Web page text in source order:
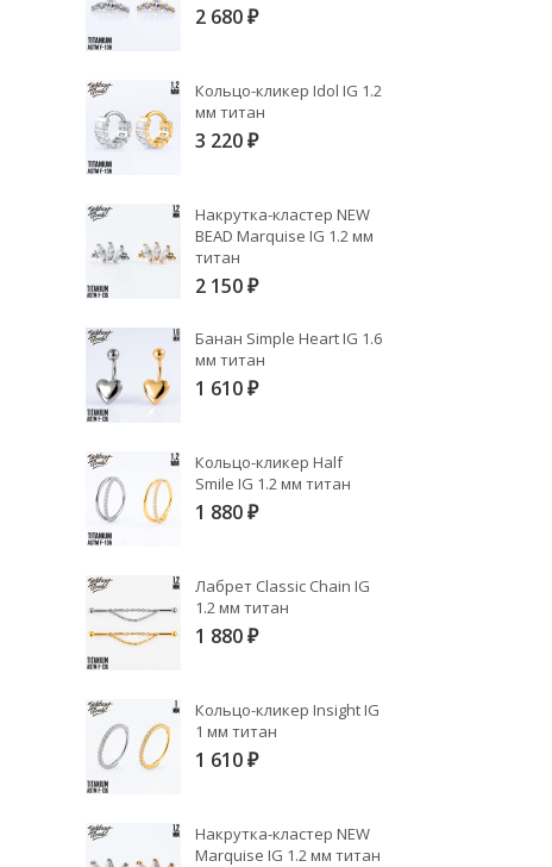
2 680 ₽
Кольцо-кликер Idol IG 1.2
мм титан
3 220 ₽
Накрутка-кластер NEW
BEAD Marquise IG 1.2 мм
титан
2 150 ₽
Банан Simple Heart IG 1.6
мм титан
1 610 ₽
Кольцо-кликер Half
Smile IG 1.2 мм титан
1 880 ₽
Лабрет Classic Chain IG
1.2 мм титан
1 880 ₽
Кольцо-кликер Insight IG
1 мм титан
1 610 ₽
Накрутка-кластер NEW
Marquise IG 1.2 мм титан